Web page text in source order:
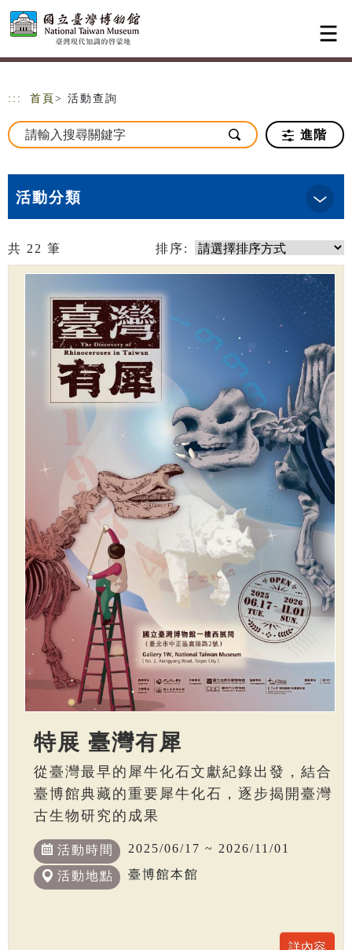
跳到主要內容
網站導覽
::: 首頁 > 活動查詢
進階
活動分類
共 22 筆 排序:
特展 臺灣有犀
從臺灣最早的犀牛化石文獻紀錄出發，結合
臺博館典藏的重要犀牛化石，逐步揭開臺灣
古生物研究的成果
活動時間 2025/06/17 ~ 2026/11/01
活動地點 臺博館本館